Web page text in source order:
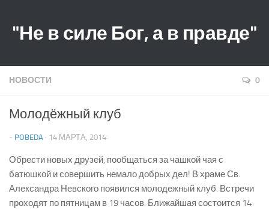
"Не в силе Бог, а в правде"
НОВОСТИ 0
Молодёжный клуб
- POBEDA · 14 МАРТА, 2014
Обрести новых друзей, пообщаться за чашкой чая с
батюшкой и совершить немало добрых дел! В храме Св.
Александра Невского появился молодежный клуб. Встречи
проходят по пятницам в 19 часов. Ближайшая состоится 14